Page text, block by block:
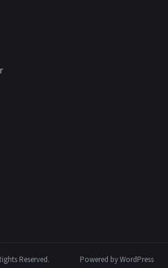
Reserved. Powered by WordPress